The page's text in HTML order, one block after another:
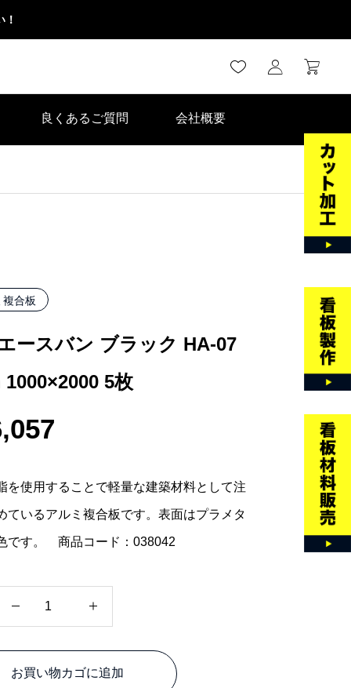
良くあるご質問 会社概要
複合板
ースバン ブラック HA-07
1000×2000 5枚
を使用することで軽量な建築材料として注
ているアルミ複合板です。表面はプラメタ
です。 商品コード：038042
イ
エ
ー
お買い物カゴに追加